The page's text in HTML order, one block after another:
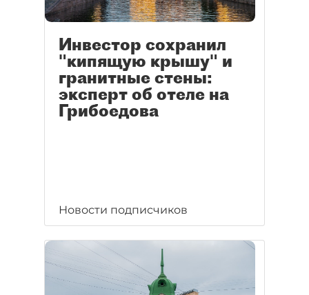
Инвестор сохранил
"кипящую крышу" и
гранитные стены:
эксперт об отеле на
Грибоедова
Новости подписчиков